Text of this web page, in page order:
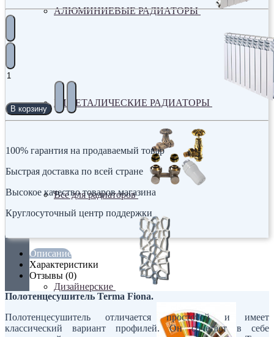
АЛЮМИНИЕВЫЕ РАДИАТОРЫ
БИМЕТАЛИЧЕСКИЕ РАДИАТОРЫ
Все для радиаторов
Дизайнерские
В корзину
100% гарантия на продаваемый товар
Быстрая доставка по всей стране
Высокое качество товаров магазина
Круглосуточный центр поддержки
Описание
Характеристики
Отзывы (0)
Полотенцесушитель Terma Fiona.
Полотенцесушитель отличается простотой и имеет
классический вариант профилей. Он сочетает в себе